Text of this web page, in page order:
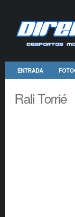
ENTRADA
Rali Torrié